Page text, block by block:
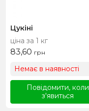
Цукіні
ціна за 1 кг
83,60 грн
Немає в наявності
Повідомити, коли
з'явиться